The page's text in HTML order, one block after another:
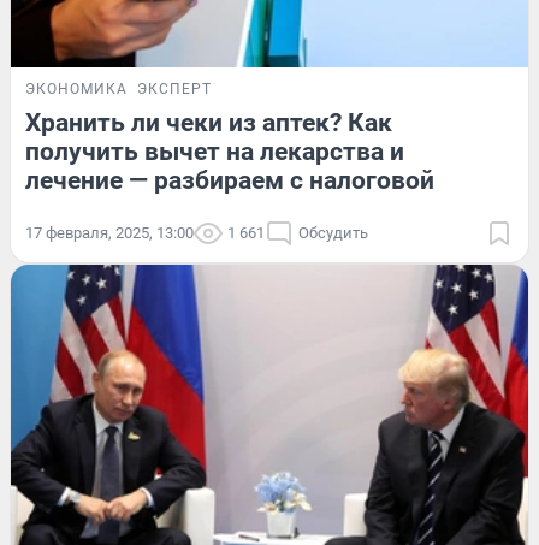
ЭКОНОМИКА ЭКСПЕРТ
Хранить ли чеки из аптек? Как
получить вычет на лекарства и
лечение — разбираем с налоговой
17 февраля, 2025, 13:00 1 661 Обсудить